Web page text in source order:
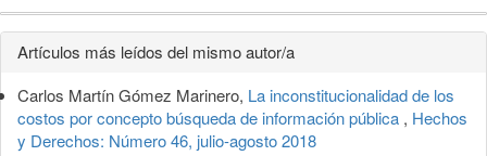
Detalles
del
artículo
Artículos más leídos del mismo autor/a
Carlos Martín Gómez Marinero, La inconstitucionalidad de los
costos por concepto búsqueda de información pública , Hechos
y Derechos: Número 46, julio-agosto 2018